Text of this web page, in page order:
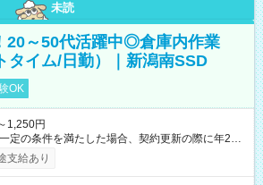
未読
20～50代活躍中◎倉庫内作業
タイム/日勤）｜新潟南SSD
OK
1,250円
定の条件を満たした場合、契約更新の際に年2回
■正社員登用制度あり ※月末締/翌
※時間外手当、別途支給 ※深夜割増賃金 (22:00～
支給あり